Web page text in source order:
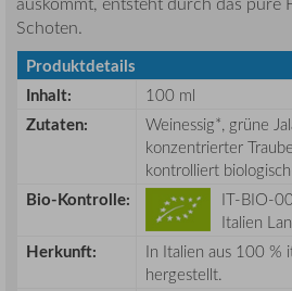
Schoten.
Produktdetails
Inhalt:
100 ml
Zutaten:
Weinessig*, grüne
konzentrierter
kontrolliert
Bio-Kontrolle:
IT-BIO-
Italien
Herkunft:
In Italien aus 100 %
hergestellt.